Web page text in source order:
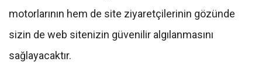
motorlarının hem de site ziyaretçilerinin gözünde
sizin de web sitenizin güvenilir algılanmasını
sağlayacaktır.